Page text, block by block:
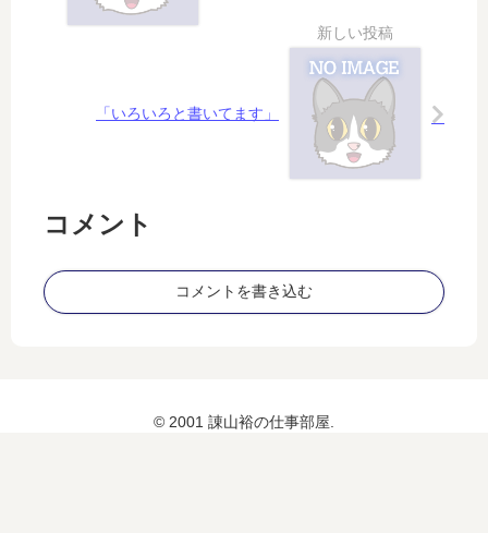
「いろいろと書いてます」
コメント
コメントを書き込む
© 2001 諌山裕の仕事部屋.